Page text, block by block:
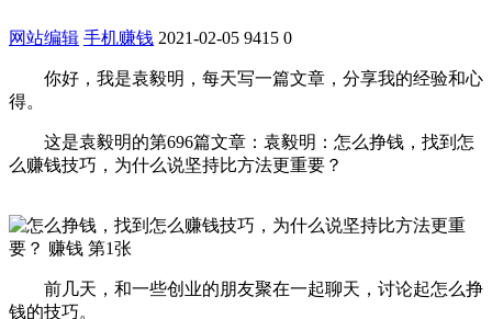
网站编辑 手机赚钱 2021-02-05 9415 0
你好，我是袁毅明，每天写一篇文章，分享我的经验和心
得。
这是袁毅明的第696篇文章：袁毅明：怎么挣钱，找到怎
么赚钱技巧，为什么说坚持比方法更重要？
前几天，和一些创业的朋友聚在一起聊天，讨论起怎么挣
钱的技巧。